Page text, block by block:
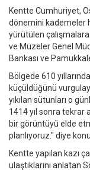
Kentte Cumhuriyet,
dönemini kademeler
yürütülen çalışmalara
ve Müzeler Genel
Bankası ve
Bölgede 610
küçüldüğünü
yıkılan sütunları o
1414 yıl sonra tekrar
bir görüntüyü elde
planlıyoruz." diye
Kentte yapılan kazı
ulaştıklarını anlatan